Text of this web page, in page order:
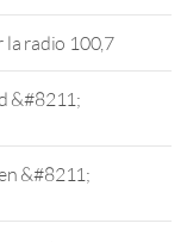
la radio 100,7
&#8211;
&#8211;